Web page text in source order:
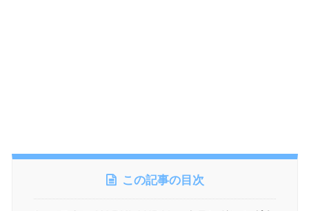
この記事の目次